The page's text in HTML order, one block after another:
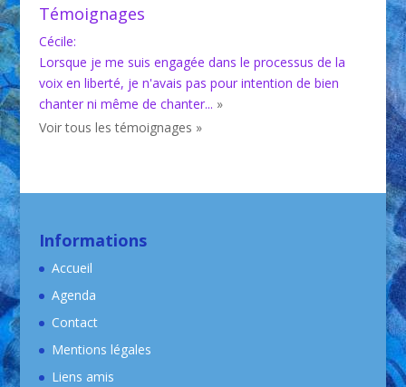
Témoignages
Cécile:
Lorsque je me suis engagée dans le processus de la
voix en liberté, je n'avais pas pour intention de bien
chanter ni même de chanter... »
Voir tous les témoignages »
Informations
Accueil
Agenda
Contact
Mentions légales
Liens amis